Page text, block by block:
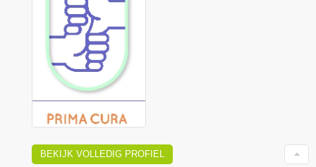
BEKIJK VOLLEDIG PROFIEL